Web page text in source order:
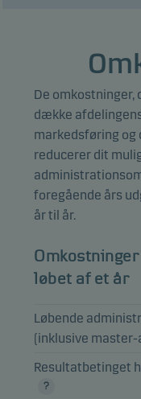
Inflation Linked
Duration Class I
Danske Invest
SICAV Euro
Grade
Corporate Bond
Class I
Danske Invest
Global High
Yield Bonds -
class EUR W h
BUNDESREPUB.
DEUTSCHLAND
De omkostninger,
dække
markedsføring og
reducerer dit
foregående års
år til år.
løbet af et år
Løbende
(inklusive
Resultatbetinget